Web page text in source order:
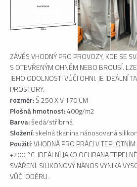
ZÁVĚS VHODNÝ PRO PROVOZY, KDE SE
S OTEVŘENÝM OHNĚM NEBO BROUSÍ.
JEHO ODOLNOSTI VŮČI OHNI. JE IDEÁLNÍ
PROSTORY.
rozměr:Š 250 X V 170 CM
Plošná hmotnost:400g/m2
Barva:šedá/stříbrná
Složení:skelná tkanina nánosovaná
Použití: VHODNÁ PRO PRÁCI V
+200 °C. IDEÁLNÍ JAKO OCHRANA
SVÁŘENÍ. SILIKONOVÝ NÁNOS VYNIKÁ
VŮČI ODĚRU.